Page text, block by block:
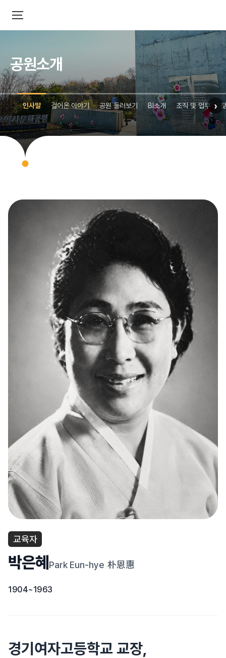
인사말 걸어온 이야기 공원 둘러보기 BI소개 조직 및 업무 ›
공원소개
교육자
박은혜 Park Eun-hye 朴恩惠
1904~1963
경기여자고등학교 교장,